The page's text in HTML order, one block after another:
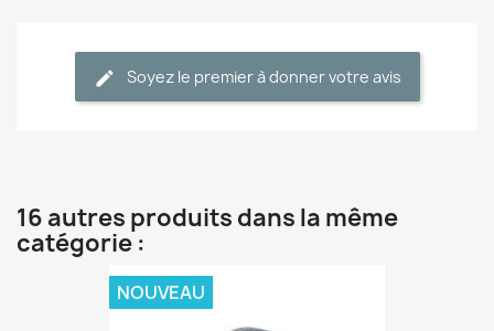
Soyez le premier à donner votre avis
16 autres produits dans la même
catégorie :
NOUVEAU